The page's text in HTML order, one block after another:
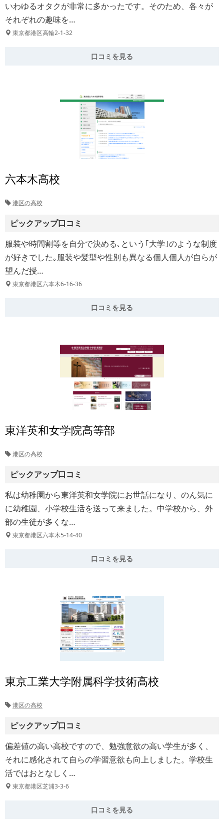
いわゆるオタクが非常に多かったです。そのため、各々が
それぞれの趣味を…
東京都港区高輪2-1-32
口コミを見る
六本木高校
港区の高校
ピックアップ口コミ
服装や時間割等を自分で決める､という｢大学｣のような制度
が好きでした｡服装や髪型や性別も異なる個人個人が自らが
望んだ授…
東京都港区六本木6-16-36
口コミを見る
東洋英和女学院高等部
港区の高校
ピックアップ口コミ
私は幼稚園から東洋英和女学院にお世話になり、のん気に
に幼稚園、小学校生活を送って来ました。中学校から、外
部の生徒が多くな…
東京都港区六本木5-14-40
口コミを見る
東京工業大学附属科学技術高校
港区の高校
ピックアップ口コミ
偏差値の高い高校ですので、勉強意欲の高い学生が多く、
それに感化されて自らの学習意欲も向上しました。学校生
活ではおとなしく…
東京都港区芝浦3-3-6
口コミを見る